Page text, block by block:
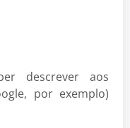
descrever aos
por exemplo)